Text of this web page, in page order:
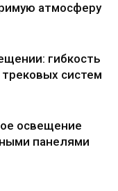
атмосферу
гибкость
систем
освещение
панелями